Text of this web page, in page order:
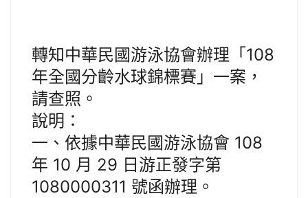
轉知中華民國游泳協會辦理「108
年全國分齡水球錦標賽」一案，
請查照。
說明：
一、依據中華民國游泳協會 108
年 10 月 29 日游正發字第
1080000311 號函辦理。